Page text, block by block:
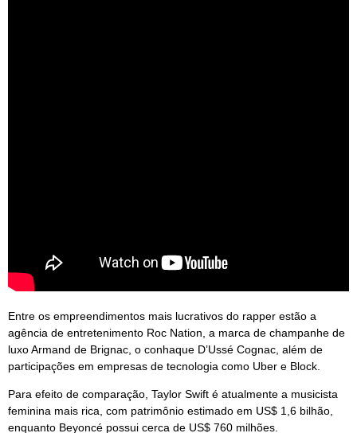
Entre os empreendimentos mais lucrativos do rapper estão a
agência de entretenimento Roc Nation, a marca de champanhe de
luxo Armand de Brignac, o conhaque D’Ussé Cognac, além de
participações em empresas de tecnologia como Uber e Block.
Para efeito de comparação, Taylor Swift é atualmente a musicista
feminina mais rica, com patrimônio estimado em US$ 1,6 bilhão,
enquanto Beyoncé possui cerca de US$ 760 milhões.